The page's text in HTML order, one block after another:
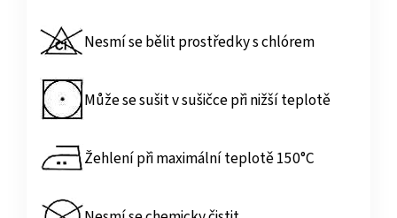
Nesmí se bělit prostředky s chlórem
Může se sušit v sušičce při nižší teplotě
Žehlení při maximální teplotě 150°C